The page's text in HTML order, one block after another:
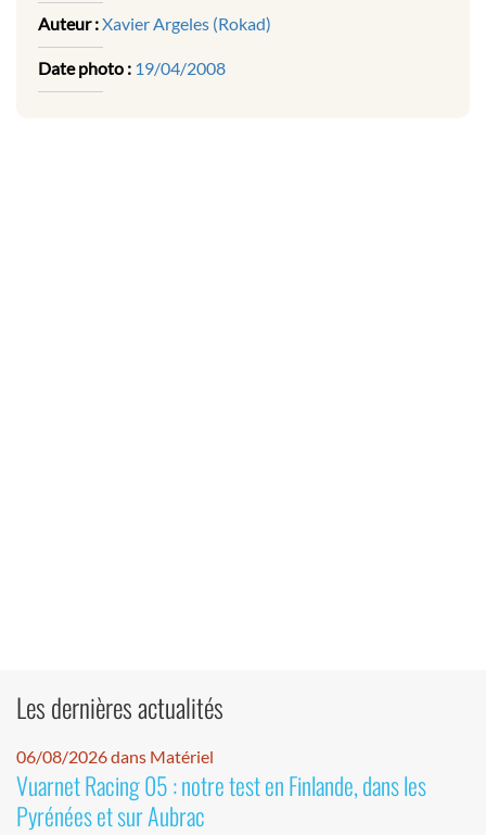
Auteur :Xavier Argeles (Rokad)
Date photo : 19/04/2008
Les dernières actualités
06/08/2026 dans Matériel
Vuarnet Racing 05 : notre test en Finlande, dans les
Pyrénées et sur Aubrac